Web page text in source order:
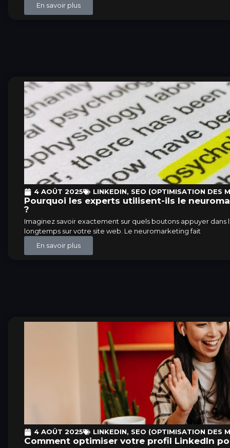
En savoir plus
4 AOÛT 2025 LINKEDIN, SEO (OPTIMISATION DES
Pourquoi les experts utilisent-ils le
?
Imaginez savoir exactement sur quels boutons appuyer
longtemps sur votre site web. Le neuromarketing fait
En savoir plus
4 AOÛT 2025 LINKEDIN, SEO (OPTIMISATION DES
Comment optimiser votre profil LinkedIn